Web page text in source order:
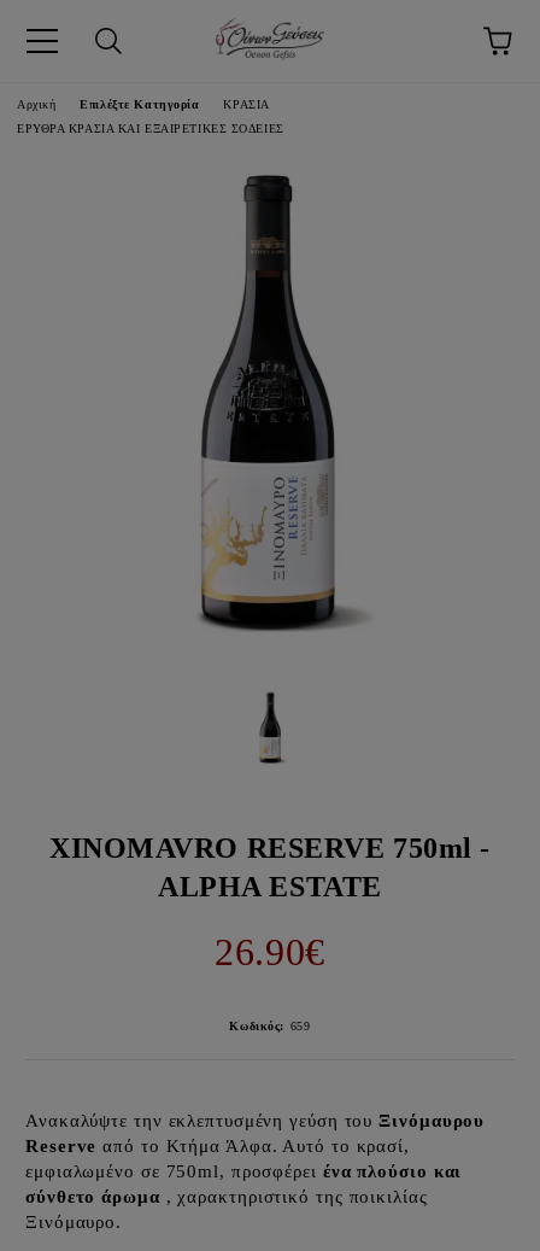
Αρχική Επιλέξτε Κατηγορία
ΚΡΑΣΙΑ
ΕΡΥΘΡΑ ΚΡΑΣΙΑ ΚΑΙ ΕΞΑΙΡΕΤΙΚΕΣ ΣΟΔΕΙΕΣ
XINOMAVRO RESERVE 750ml -
ALPHA ESTATE
26.90€
Κωδικός: 659
Ανακαλύψτε την εκλεπτυσμένη γεύση τουΞινόμαυρου
Reserve από το Κτήμα Άλφα. Αυτό το κρασί,
εμφιαλωμένο σε 750ml, προσφέρει ένα πλούσιο και
σύνθετο άρωμα , χαρακτηριστικό της ποικιλίας
Ξινόμαυρο.